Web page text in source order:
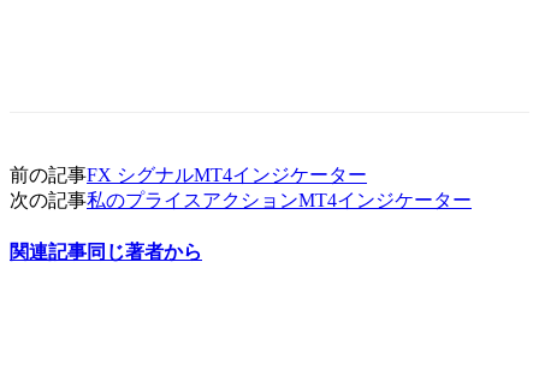
前の記事FX シグナルMT4インジケーター
次の記事私のプライスアクションMT4インジケーター
関連記事同じ著者から